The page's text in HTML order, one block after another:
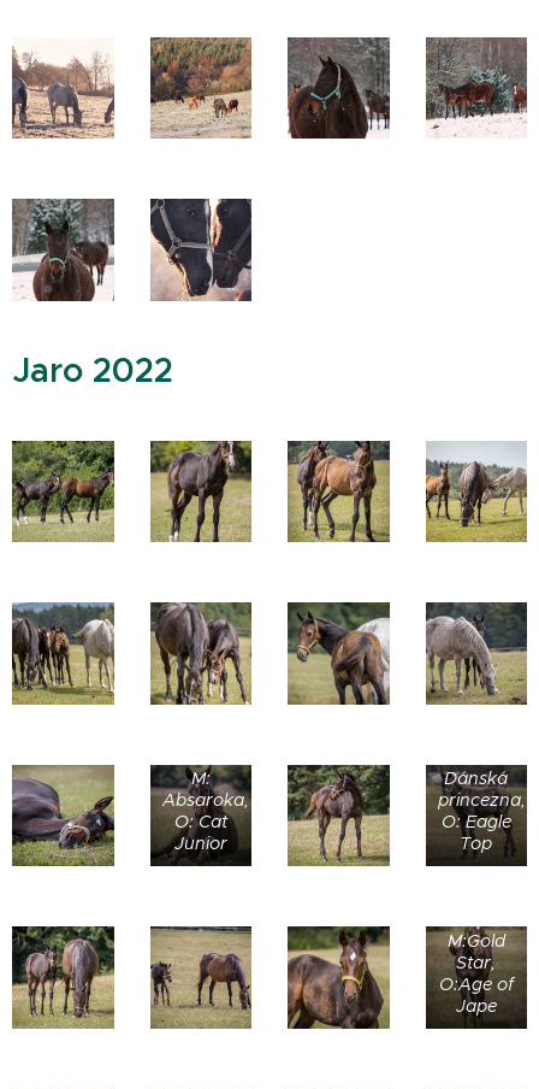
Jaro 2022
M:
Absaroka,
O: Cat
Junior
Dánská
princezna,
O: Eagle
Top
M:Gold
Star,
O:Age of
Jape